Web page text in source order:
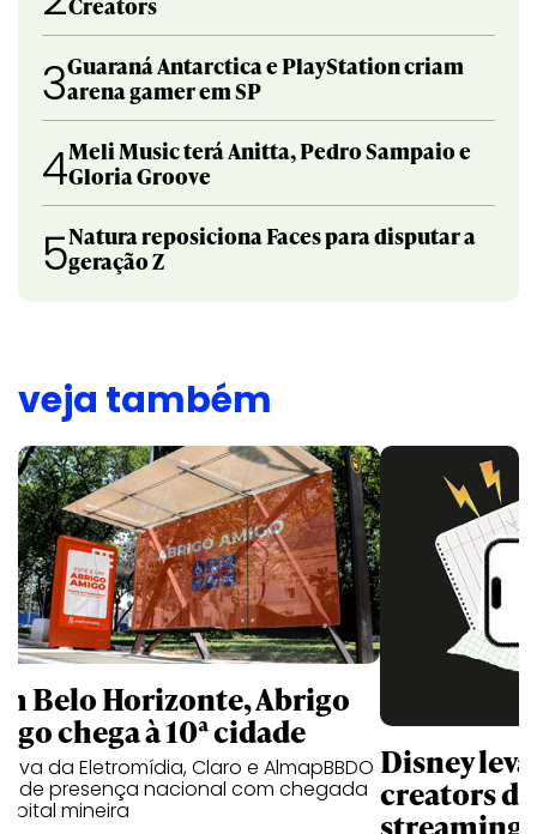
3Guaraná Antarctica e PlayStation criam
arena gamer em SP
4Meli Music terá Anitta, Pedro Sampaio e
Gloria Groove
5Natura reposiciona Faces para disputar a
geração Z
veja também
Belo Horizonte, Abrigo
chega à 10ª cidade
da Eletromídia, Claro e AlmapBBDO
presença nacional com chegada
mineira
Disney
creators
streaming